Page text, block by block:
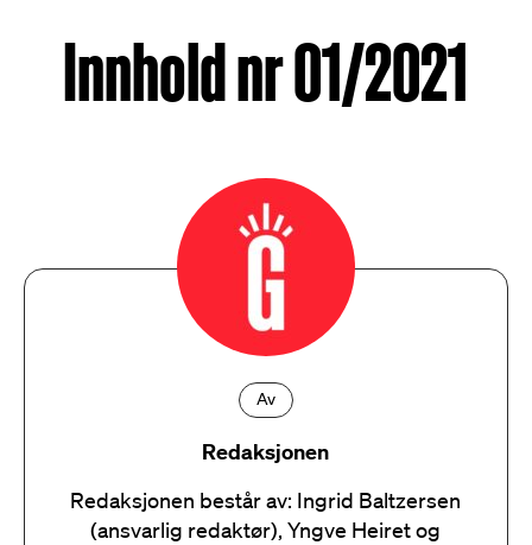
Innhold nr 01/2021
Av
Redaksjonen
Redaksjonen består av: Ingrid Baltzersen
(ansvarlig redaktør), Yngve Heiret og